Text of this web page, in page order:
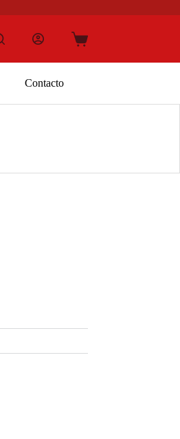
Carro
Contacto